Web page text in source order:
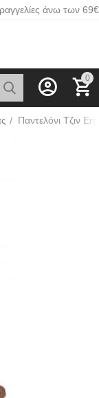
άνω των 69€
0
/ Παντελόνι Τζιν